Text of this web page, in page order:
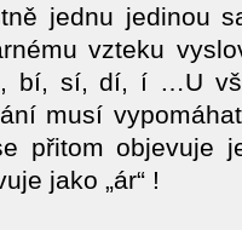
jednu jedinou
vzteku
bí, sí, dí, í …U
musí
přitom objevuje
jako „ár“ !